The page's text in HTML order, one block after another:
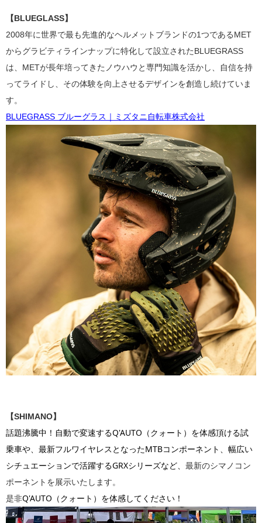
【BLUEGLASS】
2008年に世界で最も先進的なヘルメットブランドの1つであるMET
からグラビティラインナップに特化して設立されたBLUEGRASS
は、METが長年培ってきたノウハウと専門知識を活かし、自信を持
ってライドし、その体験を向上させるデザインを創造し続けていま
す。
BLUEGRASS ブルーグラス｜ミズタニ自転車株式会社
【SHIMANO】
話題沸騰中！自動で変速するQ'AUTO（クォート）を体感頂ける試
乗車や、最新フルワイヤレスとなったMTBコンポーネント、幅広い
シチュエーションで活躍するGRXシリーズなど、 最新のシマノコン
ポーネントを展示いたします。
是非Q'AUTO（クォート）を体感してください！